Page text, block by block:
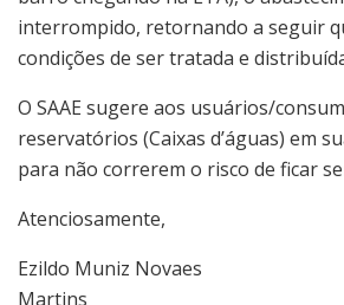
interrompido, retornando a seguir
condições de ser tratada e
O SAAE sugere aos usuários/
reservatórios (Caixas d’águas) em
para não correrem o risco de ficar
Atenciosamente,
Ezildo Muniz Novaes
Martins